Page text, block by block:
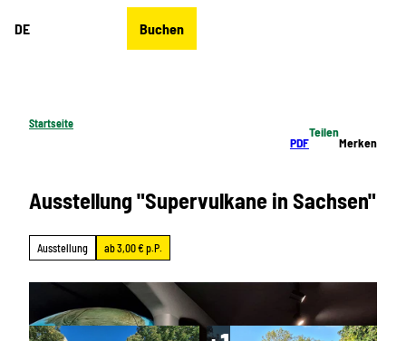
DE Buchen
Startseite
PDF
Teilen
Merken
Ausstellung "Supervulkane in Sachsen"
Ausstellung ab 3,00 € p.P.